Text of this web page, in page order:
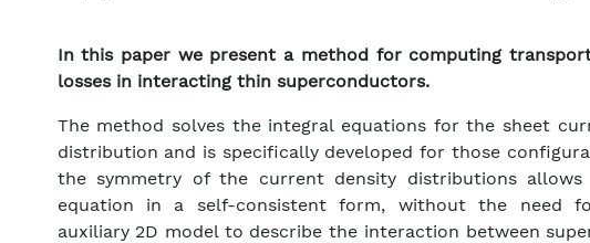
In this paper we present a method for computing
losses in interacting thin superconductors.
The method solves the integral equations for the sheet
distribution and is specifically developed for those
the symmetry of the current density distributions
equation in a self-consistent form, without the need
auxiliary 2D model to describe the interaction between